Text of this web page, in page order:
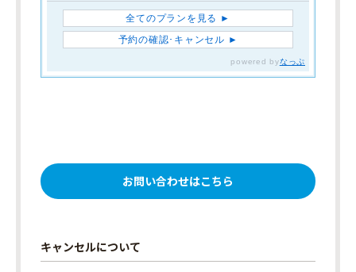
お問い合わせはこちら
キャンセルについて